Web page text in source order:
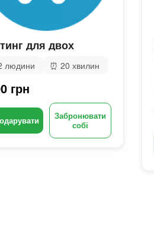
для двох
людини ⏰ 20 хвилин
грн
Забронювати
собі